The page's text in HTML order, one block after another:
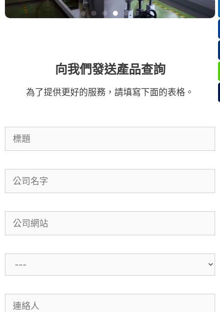
向我們發送產品查詢
為了提供更好的服務，請填寫下面的表格。